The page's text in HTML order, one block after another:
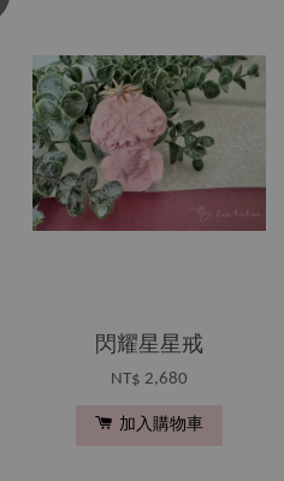
閃耀星星戒
NT$ 2,680
加入購物車